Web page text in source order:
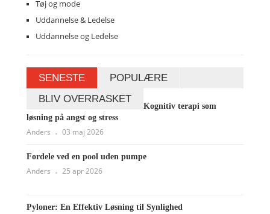
Tøj og mode
Uddannelse & Ledelse
Uddannelse og Ledelse
SENESTE
POPULÆRE
BLIV OVERRASKET
Kognitiv terapi som
løsning på angst og stress
Anders 03 maj 2026
Fordele ved en pool uden pumpe
Anders 25 apr 2026
Pyloner: En Effektiv Løsning til Synlighed